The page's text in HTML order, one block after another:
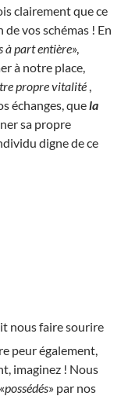
clairement que ce
vos schémas ! En
à part entière»,
à notre place,
propre vitalité
échanges, quela
sa propre
digne de ce
nous faire sourire
peur également,
imaginez ! Nous
possédés» par nos